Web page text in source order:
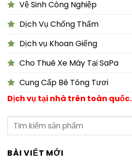
Vệ Sinh Công Nghiệp
Dịch Vụ Chống Thấm
Dịch vụ Khoan Giếng
Cho Thuê Xe Máy Tại SaPa
Cung Cấp Bê Tông Tươi
Dịch vụ tại nhà trên toàn quốc.
BÀI VIẾT MỚI